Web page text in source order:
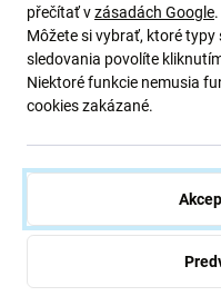
Kvalita náhradného dielu
Kvalita: Aftermarket–
Aftermarket je vyrobený
špecifikácií a z
dielom. Ide o
mať v ojedinelých
funkčnosti, kvalite alebo
přečítať vzásadách Google.
Môžete si vybrať, ktoré
sledovania povolíte
Niektoré funkcie nemusia
cookies zakázané.